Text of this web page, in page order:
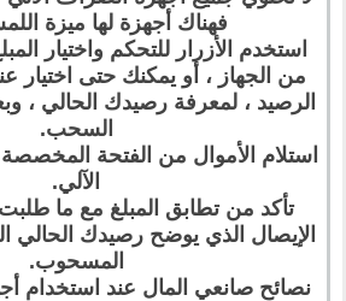
فهناك أجهزة لها ميزة
استخدم الأزرار للتحكم واختيار
من الجهاز ، أو يمكنك حتى اختيار
الرصيد ، لمعرفة رصيدك الحالي ،
السحب.
استلام الأموال من الفتحة
الآلي.
تأكد من تطابق المبلغ مع ما
الإيصال الذي يوضح رصيدك الحالي
المسحوب.
نصائح صانعي المال عند استخدام